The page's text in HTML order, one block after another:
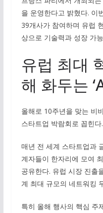
을 운영한다고 밝혔다. 이
39개사가 참여하며 유럽
상으로 기술력과 성장 가
유럽 최대
해 화두는
올해로 10주년을 맞는 비
스타트업 박람회로 꼽힌다.
매년 전 세계 스타트업과
계자들이 한자리에 모여
공유한다. 유럽 시장 진출
계 최대 규모의 네트워킹
특히 올해 행사의 핵심 주